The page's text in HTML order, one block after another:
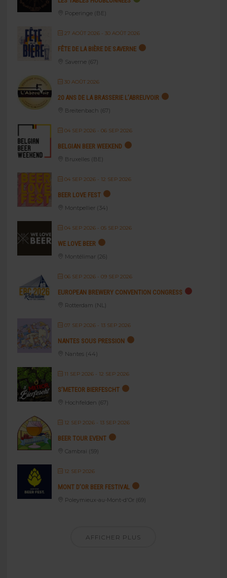
Poperinge (BE)
27 AOÛT 2026- 30 AOÛT 2026
FÊTE DE LA BIÈRE DE SAVERNE
Saverne (67)
30 AOÛT 2026
20 ANS DE LA BRASSERIE L’ABREUVOIR
Breitenbach (67)
04 SEP 2026- 06 SEP 2026
BELGIAN BEER WEEKEND
Bruxelles (BE)
04 SEP 2026- 12 SEP 2026
BEER LOVE FEST
Montpellier (34)
04 SEP 2026- 05 SEP 2026
WE LOVE BEER
Montélimar (26)
06 SEP 2026- 09 SEP 2026
EUROPEAN BREWERY CONVENTION CONGRESS
Rotterdam (NL)
07 SEP 2026- 13 SEP 2026
NANTES SOUS PRESSION
Nantes (44)
11 SEP 2026- 12 SEP 2026
S’METEOR BIERFESCHT
Hochfelden (67)
12 SEP 2026- 13 SEP 2026
BEER TOUR EVENT
Cambrai (59)
12 SEP 2026
MONT D’OR BEER FESTIVAL
Poleymieux-au-Mont-d'Or (69)
AFFICHER PLUS